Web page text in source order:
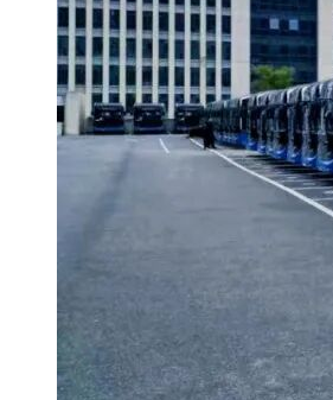
名称：福建省三明高速公路有限公司
地址：福建省三明市三元区沪明新村
联系方式：庄工 0598-8520598
2.采购代理机构信息
名称：福建省明建工程咨询有限公司
联系方式：小周/张工 0598-7999075/
3.项目联系方式
项目联系人：庄工